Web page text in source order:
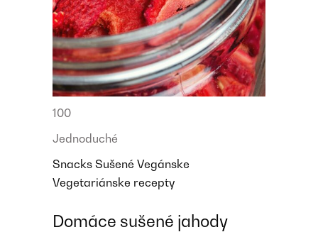
100
Jednoduché
Snacks Sušené Vegánske
Vegetariánske recepty
Domáce sušené jahody